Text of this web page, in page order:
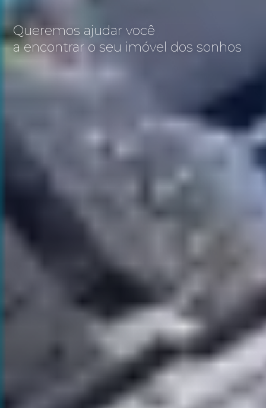
Queremos ajudar você
a encontrar o seu imóvel dos sonhos